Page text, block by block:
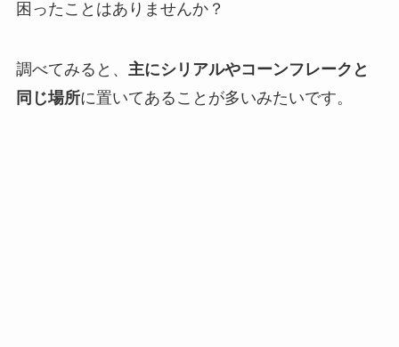
困ったことはありませんか？
調べてみると、 主にシリアルやコーンフレークと
同じ場所に置いてあることが多いみたいです。